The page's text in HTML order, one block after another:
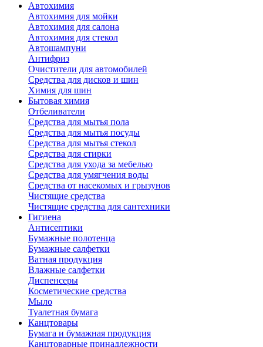
Автохимия
Автохимия для мойки
Автохимия для салона
Автохимия для стекол
Автошампуни
Антифриз
Очистители для автомобилей
Средства для дисков и шин
Химия для шин
Бытовая химия
Отбеливатели
Средства для мытья пола
Средства для мытья посуды
Средства для мытья стекол
Средства для стирки
Средства для ухода за мебелью
Средства для умягчения воды
Средства от насекомых и грызунов
Чистящие средства
Чистящие средства для сантехники
Гигиена
Антисептики
Бумажные полотенца
Бумажные салфетки
Ватная продукция
Влажные салфетки
Диспенсеры
Косметические средства
Мыло
Туалетная бумага
Канцтовары
Бумага и бумажная продукция
Канцтоварные принадлежности